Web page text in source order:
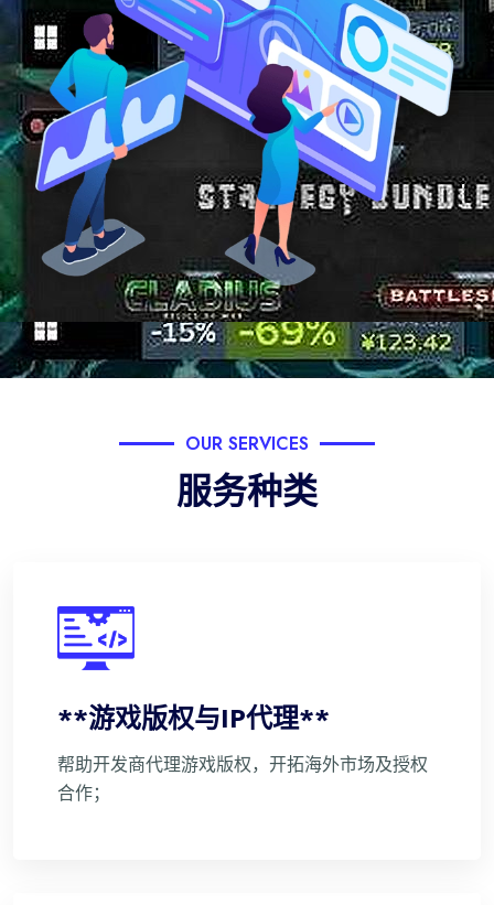
OUR SERVICES
服务种类
**游戏版权与IP代理**
帮助开发商代理游戏版权，开拓海外市场及授权
合作；